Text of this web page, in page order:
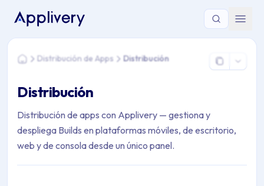
HomeDistribución de Apps Distribución
Distribución
Distribución de apps con Applivery — gestiona y
despliega Builds en plataformas móviles, de escritorio,
web y de consola desde un único panel.